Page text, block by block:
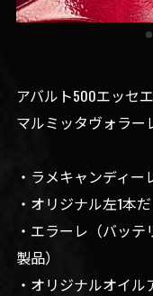
アバルト500エッセ
マルミッタヴォラー
・ラメキャンディ
・オリジナル左1本
・エラーレ（バッ
製品）
・オリジナルオイル